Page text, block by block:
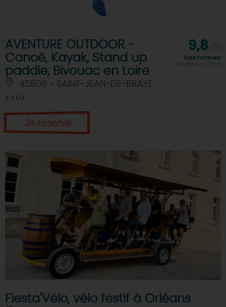
AVENTURE OUTDOOR -
Canoë, Kayak, Stand up
paddle, Bivouac en Loire
45800 - SAINT-JEAN-DE-BRAYE
À 3 KM
9,8
Note FairGuest
Je réserve
Fiesta'Vélo, vélo festif à Orléans